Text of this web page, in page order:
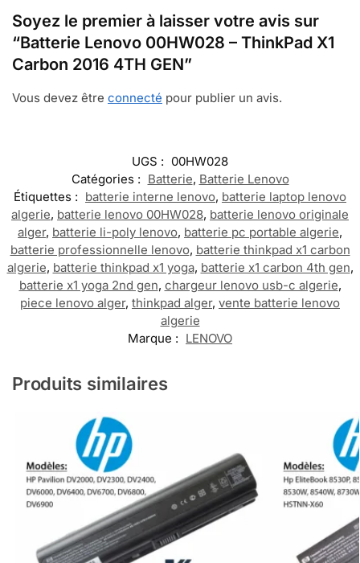
Soyez le premier à laisser votre avis sur
“Batterie Lenovo 00HW028 – ThinkPad X1
Carbon 2016 4TH GEN”
Vous devez être connecté pour publier un avis.
UGS : 00HW028
Catégories : Batterie, Batterie Lenovo
Étiquettes : batterie interne lenovo, batterie laptop lenovo
algerie, batterie lenovo 00HW028, batterie lenovo originale
alger, batterie li-poly lenovo, batterie pc portable algerie,
batterie professionnelle lenovo, batterie thinkpad x1 carbon
algerie, batterie thinkpad x1 yoga, batterie x1 carbon 4th gen,
batterie x1 yoga 2nd gen, chargeur lenovo usb-c algerie,
piece lenovo alger, thinkpad alger, vente batterie lenovo
algerie
Marque : LENOVO
Produits similaires